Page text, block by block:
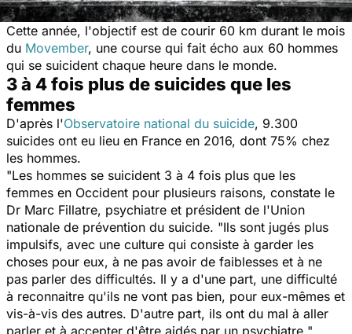
Cette année, l'objectif est de courir 60 km durant le mois
du Movember, une course qui fait écho aux 60 hommes
qui se suicident chaque heure dans le monde.
3 à 4 fois plus de suicides que les
femmes
D'après l'Observatoire national du suicide, 9.300
suicides ont eu lieu en France en 2016, dont 75% chez
les hommes.
"Les hommes se suicident 3 à 4 fois plus que les
femmes en Occident pour plusieurs raisons, constate le
Dr Marc Fillatre, psychiatre et président de l'Union
nationale de prévention du suicide. "Ils sont jugés plus
impulsifs, avec une culture qui consiste à garder les
choses pour eux, à ne pas avoir de faiblesses et à ne
pas parler des difficultés. Il y a d'une part, une difficulté
à reconnaitre qu'ils ne vont pas bien, pour eux-mêmes et
vis-à-vis des autres. D'autre part, ils ont du mal à aller
parler et à accepter d'être aidés par un psychiatre."